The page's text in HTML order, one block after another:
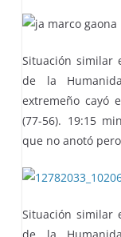
Situación similar
de la
extremeño cayó
(77-56). 19:15
que no anotó
Situación similar
de la